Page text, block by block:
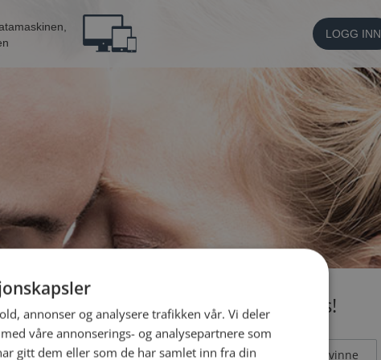
LOGG INN
Bli medlem gratis!
Jeg er en: Mann Kvinne
annonser og analysere trafikken vår. Vi deler
våre annonserings- og analysepartnere som
gitt dem eller som de har samlet inn fra din